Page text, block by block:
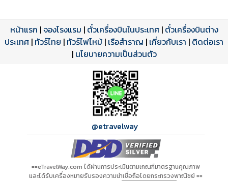
โปรแกรมทัวร์
ดาวน์โหลด PDF
รีวิวลูกค้าจริง
รีวิวจาก eTravelWay
เปิดหน้าเต็ม
ใบอนุญาตนำเที่ยว
เลขที่ 11/11450
เปิดหน้าเต็ม
หน้าแรก |จองโรงแรม | ตั๋วเครื่องบินในประเทศ| ตั๋วเครื่องบินต่าง
ประเทศ | ทัวร์ไทย | ทัวร์ไฟไหม้ | เรือสำราญ | เกี่ยวกับเรา | ติดต่อเรา
| นโยบายความเป็นส่วนตัว
@etravelway
==eTravelWay.com ได้ผ่านการประเมินตามเกณฑ์มาตรฐานคุณภาพ
และได้รับเครื่องหมายรับรองความน่าเชื่อถือโดยกระทรวงพาณิชย์ ==